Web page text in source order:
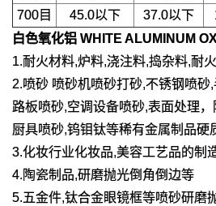
700目
45.0以下 37.0以下
白色氧化铝 WHITE ALUMINUM
1.耐火材料,炉料,浇注料,捣杂料,耐
2.喷砂 喷砂机喷砂打砂,不锈钢喷砂
路板喷砂,空调设备喷砂,表面处理
厨具喷砂,钨钼钛等稀有金属制品硬
3.化妆行业化妆品,美容工艺品的制
4.陶瓷制品,研磨抛光倒角倒边等
5.五金件,钛合金眼镜框等喷砂研磨